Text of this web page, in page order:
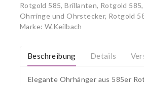
Rotgold 585,Brillanten, Rotgold 585
Ohrringe und Ohrstecker, Rotgold
Marke: W.Keilbach
Beschreibung Details
Elegante Ohrhänger aus 585er